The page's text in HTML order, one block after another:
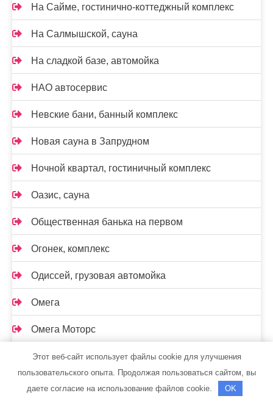
На Сайме, гостинично-коттеджный комплекс
На Салмышской, сауна
На сладкой базе, автомойка
НАО автосервис
Невские бани, банный комплекс
Новая сауна в Запрудном
Ночной квартал, гостиничный комплекс
Оазис, сауна
Общественная банька на первом
Огонек, комплекс
Одиссей, грузовая автомойка
Омега
Омега Моторс
Омут, сауна
Оскар, автомойка и шиномонтажная мастерская
Этот веб-сайт использует файлы cookie для улучшения
пользовательского опыта. Продолжая пользоваться сайтом, вы
даете согласие на использование файлов cookie.
OK